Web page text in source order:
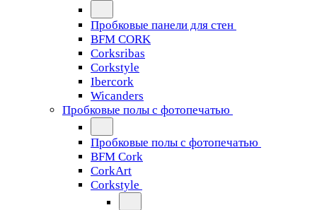
Пробковые панели для стен
BFM CORK
Corksribas
Corkstyle
Ibercork
Wicanders
Пробковые полы с фотопечатью
Пробковые полы с фотопечатью
BFM Cork
CorkArt
Corkstyle